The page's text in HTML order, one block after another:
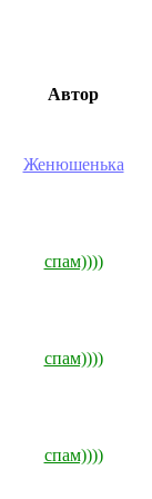
Автор
Женюшенька
спам))))
спам))))
спам))))